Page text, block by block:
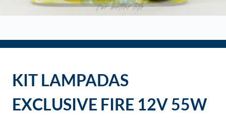
KIT LAMPADAS
EXCLUSIVE FIRE 12V 55W